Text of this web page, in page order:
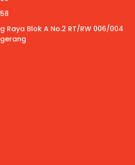
Raya Blok A No.2 RT/RW 006/004